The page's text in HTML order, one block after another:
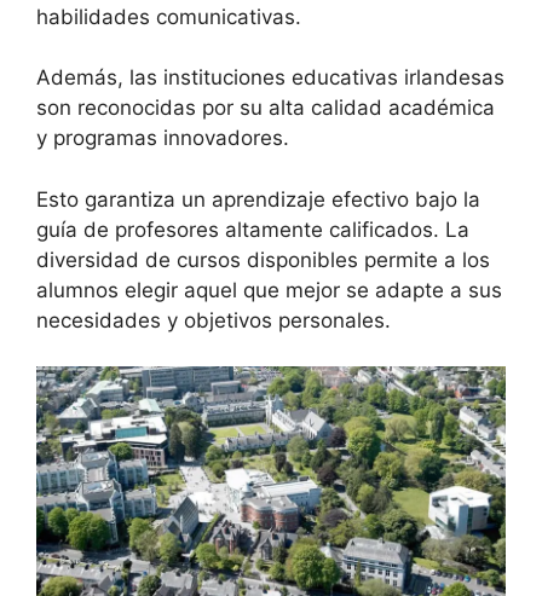
habilidades comunicativas.
Además, las instituciones educativas irlandesas
son reconocidas por su alta calidad académica
y programas innovadores.
Esto garantiza un aprendizaje efectivo bajo la
guía de profesores altamente calificados. La
diversidad de cursos disponibles permite a los
alumnos elegir aquel que mejor se adapte a sus
necesidades y objetivos personales.